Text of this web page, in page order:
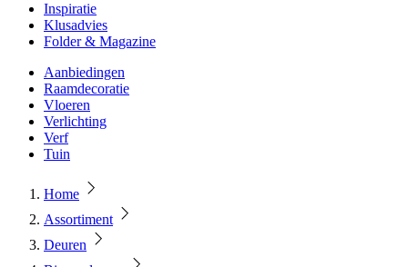
Inspiratie
Klusadvies
Folder & Magazine
Aanbiedingen
Raamdecoratie
Vloeren
Verlichting
Verf
Tuin
Home
Assortiment
Deuren